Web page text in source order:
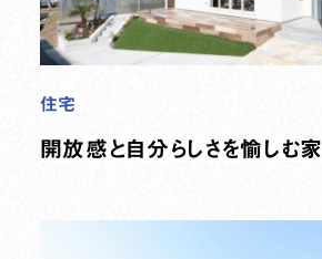
住宅
開放感と自分らしさを愉しむ家